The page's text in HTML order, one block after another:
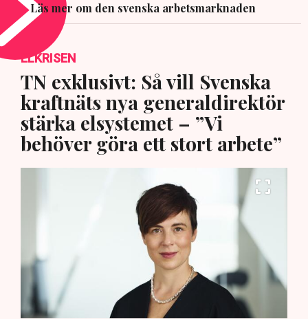
Läs mer om den svenska arbetsmarknaden
ELKRISEN
TN exklusivt: Så vill Svenska
kraftnäts nya generaldirektör
stärka elsystemet – ”Vi
behöver göra ett stort arbete”